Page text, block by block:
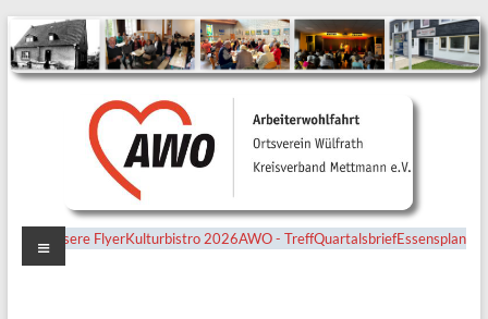
Ortsverein
Wülfrath
Unsere FlyerKulturbistro 2026AWO - TreffQuartalsbriefEssensplan
Menü